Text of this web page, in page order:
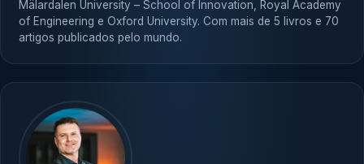
Mälardalen University – School of Innovation, Royal Academy
of Engineering e Oxford University. Com mais de 5 livros e 70
artigos publicados pelo mundo.